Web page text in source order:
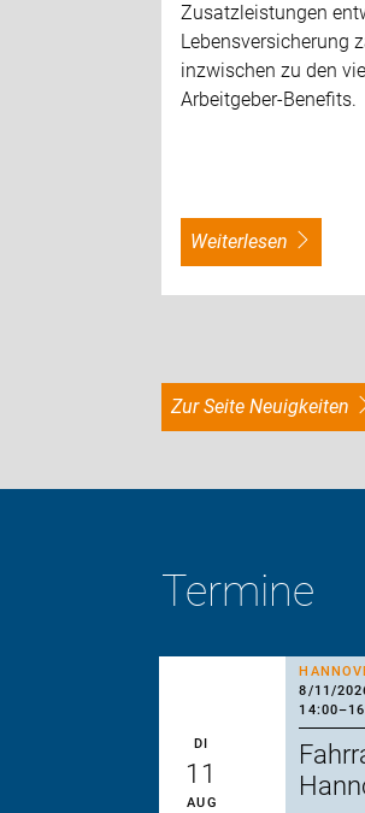
Zusatzleistungen
Lebensversicherung
inzwischen zu den
Arbeitgeber-Benefits.
weiterlesen
zur Seite Neuigkeiten
Termine
8/11/
14:00–
DI
11
AUG